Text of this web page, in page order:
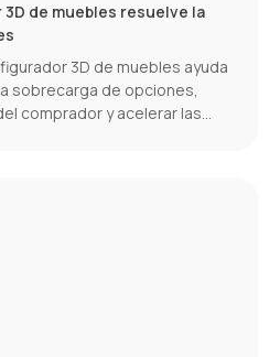
de muebles resuelve la
3D de muebles ayuda
sobrecarga de opciones,
comprador y acelerar las